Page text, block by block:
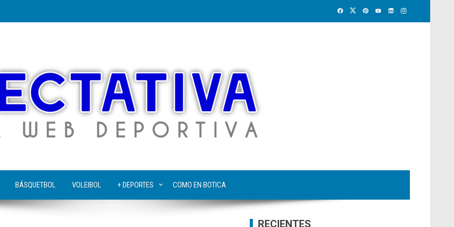
BÁSQUETBOL VOLEIBOL + DEPORTES COMO EN BOTICA
RECIENTES